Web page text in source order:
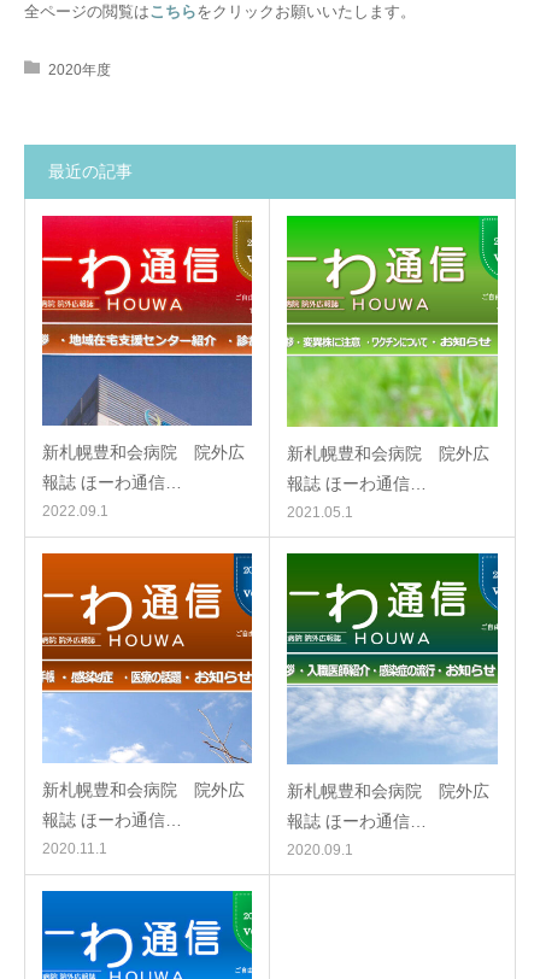
全ページの閲覧はこちらをクリックお願いいたします。
2020年度
最近の記事
新札幌豊和会病院 院外広
報誌 ほーわ通信…
2022.09.1
新札幌豊和会病院 院外広
報誌 ほーわ通信…
2021.05.1
新札幌豊和会病院 院外広
報誌 ほーわ通信…
2020.11.1
新札幌豊和会病院 院外広
報誌 ほーわ通信…
2020.09.1